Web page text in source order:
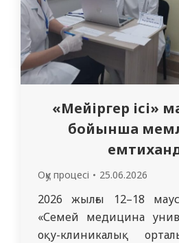
инфекциялардың…
«Мейіргер ісі»
бойынша
Оқу процесі 25.06.2026
2026 жылғы 12–18
«Семей медицина
оқу-клиникалық